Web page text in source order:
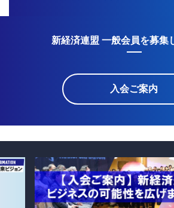
新経済連盟 一般会員を募集
入会ご案内